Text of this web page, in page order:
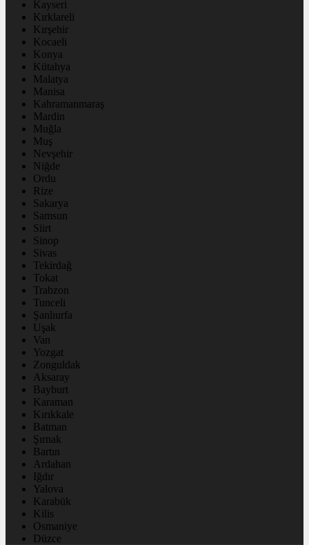
Kayseri
Kırklareli
Kırşehir
Kocaeli
Konya
Kütahya
Malatya
Manisa
Kahramanmaraş
Mardin
Muğla
Muş
Nevşehir
Niğde
Ordu
Rize
Sakarya
Samsun
Siirt
Sinop
Sivas
Tekirdağ
Tokat
Trabzon
Tunceli
Şanlıurfa
Uşak
Van
Yozgat
Zonguldak
Aksaray
Bayburt
Karaman
Kırıkkale
Batman
Şırnak
Bartın
Ardahan
Iğdır
Yalova
Karabük
Kilis
Osmaniye
Düzce